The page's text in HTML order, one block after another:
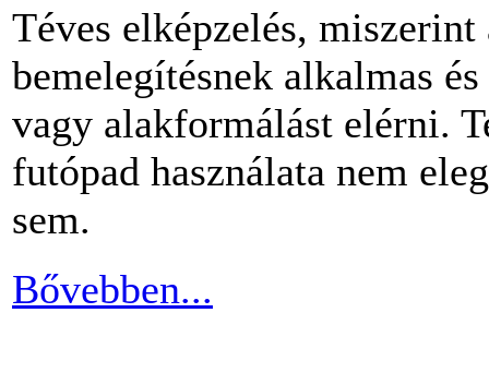
Téves elképzelés, miszerint
bemelegítésnek alkalmas
vagy alakformálást elérni.
futópad használata nem
sem.
Bővebben...